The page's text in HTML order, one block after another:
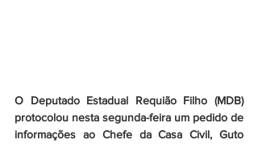
O Deputado Estadual Requião Filho (MDB)
protocolou nesta segunda-feira um pedido de
informações ao Chefe da Casa Civil, Guto